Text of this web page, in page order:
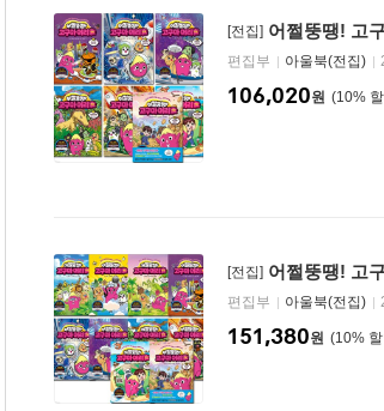
[전집] 어쩔뚱땡! 고
편집부
아울북(전집)
10%
106,020원
[전집] 어쩔뚱땡! 고
편집부
아울북(전집)
10%
151,380원